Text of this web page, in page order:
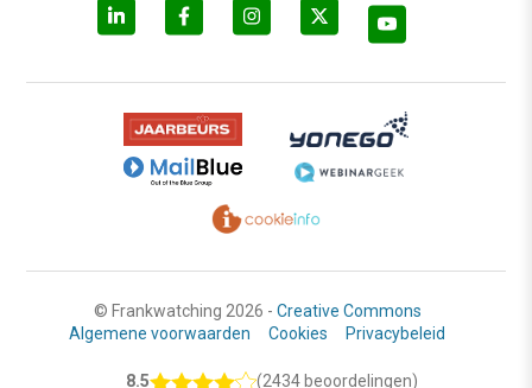
© Frankwatching 2026 - Creative Commons
Algemene voorwaarden
Cookies Privacybeleid
8.5 (2434 beoordelingen)